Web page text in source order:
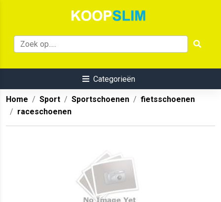
Categorieën
Home Sport Sportschoenen
fietsschoenen
raceschoenen